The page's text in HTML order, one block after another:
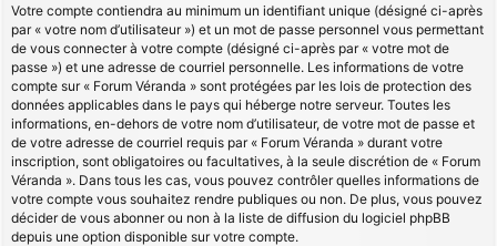
Votre compte contiendra au minimum un identifiant unique (désigné ci-après
par « votre nom d’utilisateur ») et un mot de passe personnel vous permettant
de vous connecter à votre compte (désigné ci-après par « votre mot de
passe ») et une adresse de courriel personnelle. Les informations de votre
compte sur « Forum Véranda » sont protégées par les lois de protection des
données applicables dans le pays qui héberge notre serveur. Toutes les
informations, en-dehors de votre nom d’utilisateur, de votre mot de passe et
de votre adresse de courriel requis par « Forum Véranda » durant votre
inscription, sont obligatoires ou facultatives, à la seule discrétion de « Forum
Véranda ». Dans tous les cas, vous pouvez contrôler quelles informations de
votre compte vous souhaitez rendre publiques ou non. De plus, vous pouvez
décider de vous abonner ou non à la liste de diffusion du logiciel phpBB
depuis une option disponible sur votre compte.